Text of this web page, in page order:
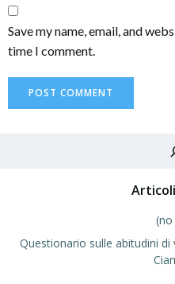
Save my name, email, and
time I comment.
Questionario sulle abitudini